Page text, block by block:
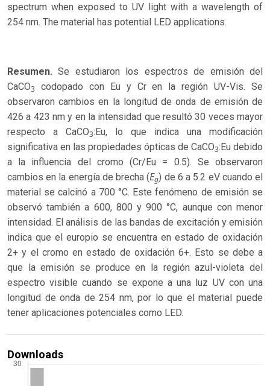
spectrum when exposed to UV light with a wavelength of
254 nm. The material has potential LED applications.
Resumen. Se estudiaron los espectros de emisión del
CaCO3 codopado con Eu y Cr en la región UV-Vis. Se
observaron cambios en la longitud de onda de emisión de
426 a 423 nm y en la intensidad que resultó 30 veces mayor
respecto a CaCO3:Eu, lo que indica una modificación
significativa en las propiedades ópticas de CaCO3:Eu debido
a la influencia del cromo (Cr/Eu = 0.5). Se observaron
cambios en la energía de brecha (Eg) de 6 a 5.2 eV cuando el
material se calcinó a 700 °C. Este fenómeno de emisión se
observó también a 600, 800 y 900 °C, aunque con menor
intensidad. El análisis de las bandas de excitación y emisión
indica que el europio se encuentra en estado de oxidación
2+ y el cromo en estado de oxidación 6+. Esto se debe a
que la emisión se produce en la región azul-violeta del
espectro visible cuando se expone a una luz UV con una
longitud de onda de 254 nm, por lo que el material puede
tener aplicaciones potenciales como LED.
Downloads